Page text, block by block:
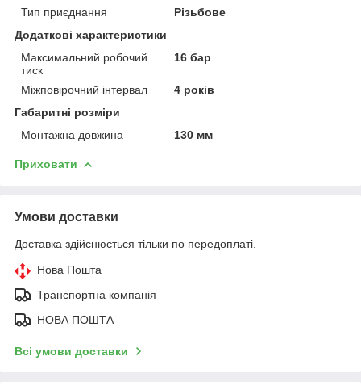
Тип приєднання
Різьбове
Додаткові характеристики
Максимальний робочий
тиск
16 бар
Міжповірочний інтервал
4 років
Габаритні розміри
Монтажна довжина
130 мм
Приховати
Умови доставки
Доставка здійснюється тільки по передоплаті.
Нова Пошта
Транспортна компанія
НОВА ПОШТА
Всі умови доставки